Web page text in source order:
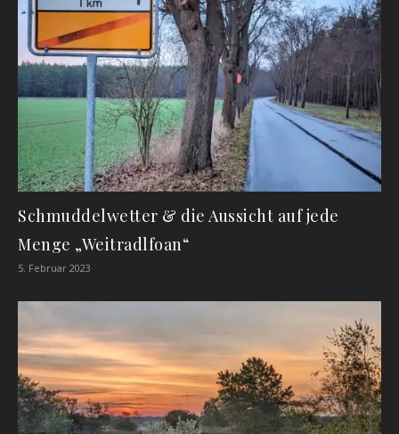
Schmuddelwetter & die Aussicht auf jede
Menge „Weitradlfoan“
5. Februar 2023